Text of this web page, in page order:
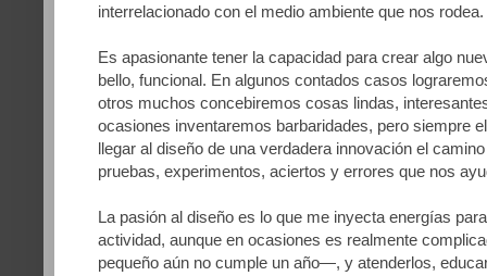
interrelacionado con el medio ambiente que nos rodea.
Es apasionante tener la capacidad para crear algo
bello, funcional. En algunos contados casos
otros muchos concebiremos cosas lindas,
ocasiones inventaremos barbaridades, pero siempre
llegar al diseño de una verdadera innovación el
pruebas, experimentos, aciertos y errores que nos
La pasión al diseño es lo que me inyecta energías
actividad, aunque en ocasiones es realmente
pequeño aún no cumple un año—, y atenderlos,